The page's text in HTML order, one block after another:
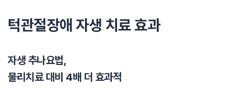
턱관절장애 자생 치료 효과
자생 추나요법,
물리치료 대비 4배 더 효과적